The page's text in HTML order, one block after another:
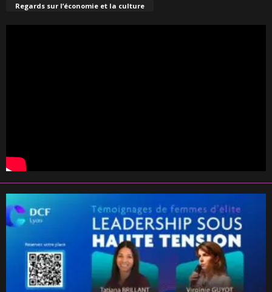
Regards sur l’économie et la culture